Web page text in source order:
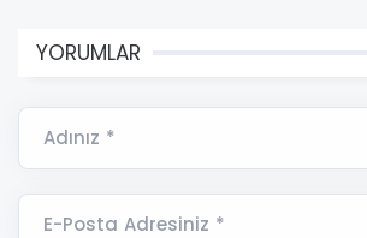
YORUMLAR
Adınız *
E-Posta Adresiniz *